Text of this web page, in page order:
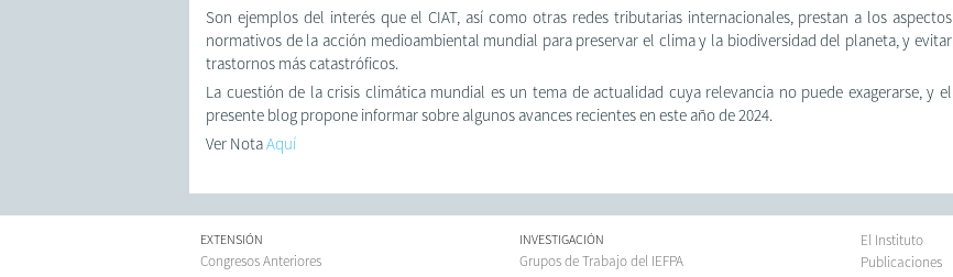
Son ejemplos del interés que el CIAT, así como otras redes tributarias internacionales, prestan a los aspectos
normativos de la acción medioambiental mundial para preservar el clima y la biodiversidad del planeta, y evitar
trastornos más catastróficos.
La cuestión de la crisis climática mundial es un tema de actualidad cuya relevancia no puede exagerarse, y el
presente blog propone informar sobre algunos avances recientes en este año de 2024.
Ver NotaAquí
EXTENSIÓN
Congresos Anteriores
INVESTIGACIÓN
Grupos de Trabajo del IEFPA
El Instituto
Publicaciones